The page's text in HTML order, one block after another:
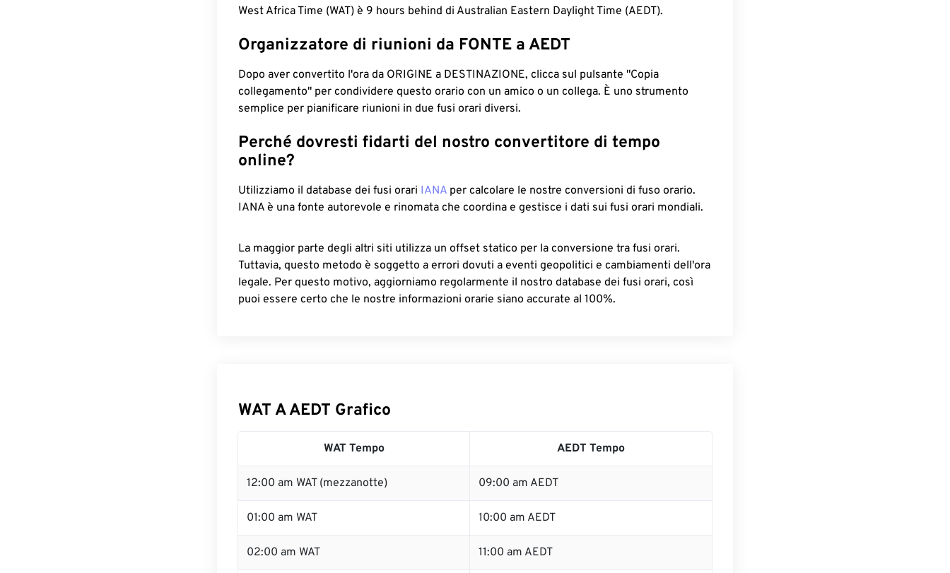
West Africa Time (WAT) è 9 hours behind di Australian Eastern Daylight Time (AEDT).
Organizzatore di riunioni da FONTE a AEDT
Dopo aver convertito l'ora da ORIGINE a DESTINAZIONE, clicca sul pulsante "Copia
collegamento" per condividere questo orario con un amico o un collega. È uno strumento
semplice per pianificare riunioni in due fusi orari diversi.
Perché dovresti fidarti del nostro convertitore di tempo
online?
Utilizziamo il database dei fusi orari IANA per calcolare le nostre conversioni di fuso orario.
IANA è una fonte autorevole e rinomata che coordina e gestisce i dati sui fusi orari mondiali.
La maggior parte degli altri siti utilizza un offset statico per la conversione tra fusi orari.
Tuttavia, questo metodo è soggetto a errori dovuti a eventi geopolitici e cambiamenti dell'ora
legale. Per questo motivo, aggiorniamo regolarmente il nostro database dei fusi orari, così
puoi essere certo che le nostre informazioni orarie siano accurate al 100%.
WAT A AEDT Grafico
WAT Tempo AEDT Tempo
12:00 am WAT (mezzanotte) 09:00 am AEDT
01:00 am WAT 10:00 am AEDT
02:00 am WAT 11:00 am AEDT